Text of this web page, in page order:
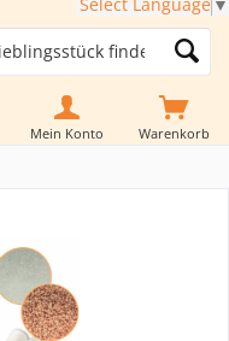
Warenkorb
Mein Konto